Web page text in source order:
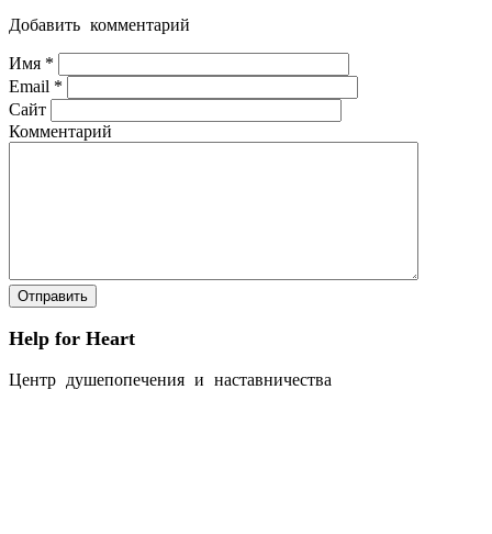
Добавить комментарий
Имя *
Email *
Сайт
Комментарий
Help for Heart
Центр душепопечения и наставничества